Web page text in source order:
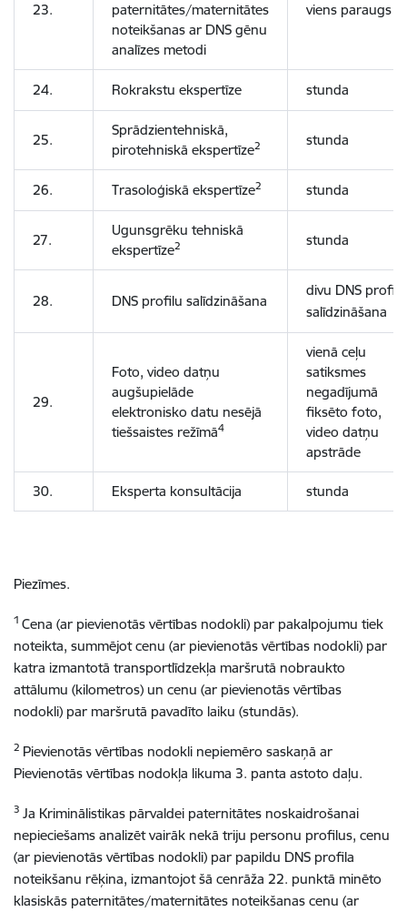
23.
paternitātes/maternitātes
noteikšanas ar DNS gēnu
analīzes metodi
viens paraugs
24. Rokrakstu ekspertīze stunda
25.
Sprādzientehniskā,
pirotehniskā ekspertīze2 stunda
26. Trasoloģiskā ekspertīze2 stunda
27.
Ugunsgrēku tehniskā
ekspertīze2 stunda
28. DNS profilu salīdzināšana
divu DNS profilu
salīdzināšana
29.
Foto, video datņu
augšupielāde
elektronisko datu nesējā
tiešsaistes režīmā4
vienā ceļu
satiksmes
negadījumā
fiksēto foto,
video datņu
apstrāde
30. Eksperta konsultācija stunda
Piezīmes.
1 Cena (ar pievienotās vērtības nodokli) par pakalpojumu tiek
noteikta, summējot cenu (ar pievienotās vērtības nodokli) par
katra izmantotā transportlīdzekļa maršrutā nobraukto
attālumu (kilometros) un cenu (ar pievienotās vērtības
nodokli) par maršrutā pavadīto laiku (stundās).
2 Pievienotās vērtības nodokli nepiemēro saskaņā ar
Pievienotās vērtības nodokļa likuma 3. panta astoto daļu.
3 Ja Kriminālistikas pārvaldei paternitātes noskaidrošanai
nepieciešams analizēt vairāk nekā triju personu profilus, cenu
(ar pievienotās vērtības nodokli) par papildu DNS profila
noteikšanu rēķina, izmantojot šā cenrāža 22. punktā minēto
klasiskās paternitātes/maternitātes noteikšanas cenu (ar